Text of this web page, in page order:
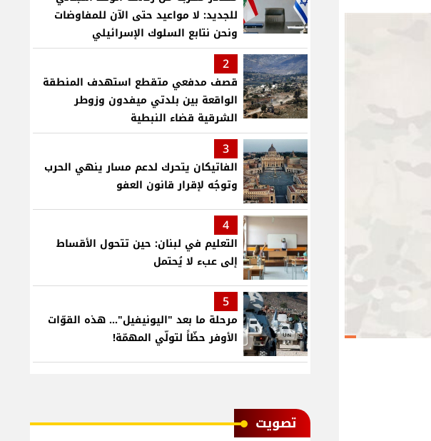
للجديد: لا مواعيد حتى الآن للمفاوضات
ونحن نتابع السلوك الإسرائيلي
2
قصف مدفعي متقطع استهدف المنطقة
الواقعة بين بلدتي ميفدون وزوطر
الشرقية قضاء النبطية
3
الفاتيكان يتحرك لدعم مسار ينهي الحرب
وتوجُه لإقرار قانون العفو
4
التعليم في لبنان: حين تتحول الأقساط
إلى عبء لا يُحتمل
5
مرحلة ما بعد "اليونيفيل"... هذه القوّات
الأوفر حظّاً لتولّي المهمّة!
ﺗﺼﻮﻳﺖ